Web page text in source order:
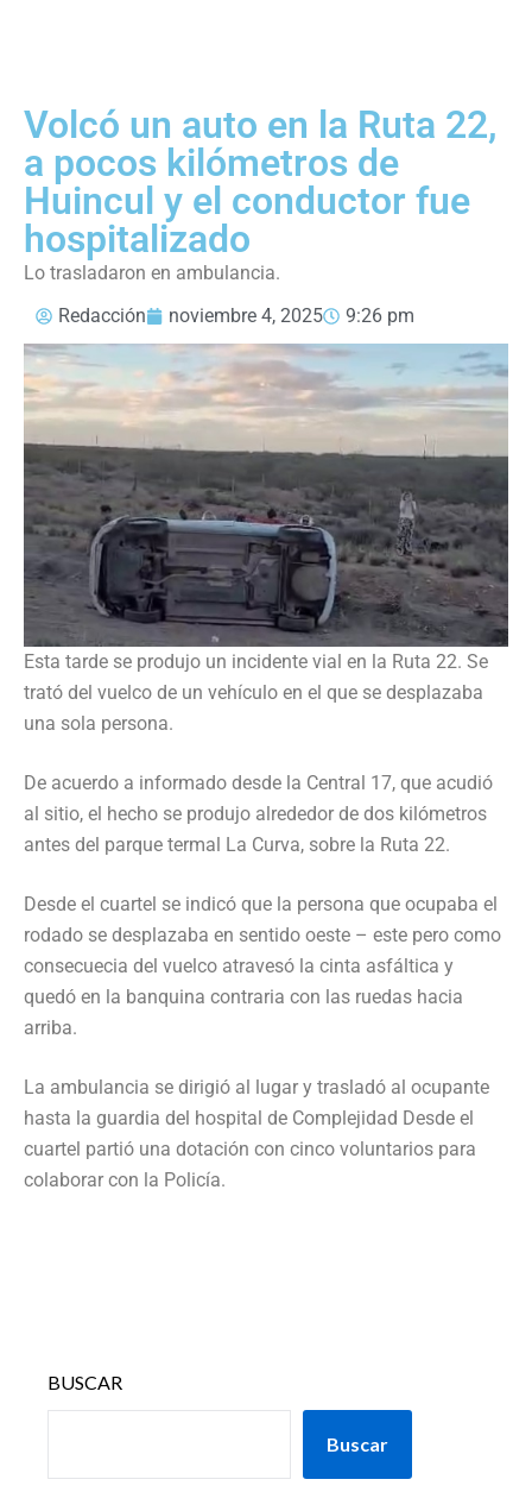
Volcó un auto en la Ruta 22,
a pocos kilómetros de
Huincul y el conductor fue
hospitalizado
Lo trasladaron en ambulancia.
Redacción
noviembre 4, 2025 9:26 pm
Esta tarde se produjo un incidente vial en la Ruta 22. Se
trató del vuelco de un vehículo en el que se desplazaba
una sola persona.
De acuerdo a informado desde la Central 17, que acudió
al sitio, el hecho se produjo alrededor de dos kilómetros
antes del parque termal La Curva, sobre la Ruta 22.
Desde el cuartel se indicó que la persona que ocupaba el
rodado se desplazaba en sentido oeste – este pero como
consecuecia del vuelco atravesó la cinta asfáltica y
quedó en la banquina contraria con las ruedas hacia
arriba.
La ambulancia se dirigió al lugar y trasladó al ocupante
hasta la guardia del hospital de Complejidad Desde el
cuartel partió una dotación con cinco voluntarios para
colaborar con la Policía.
BUSCAR
Buscar